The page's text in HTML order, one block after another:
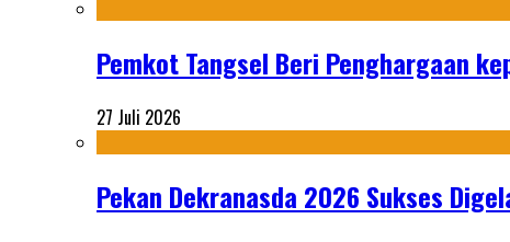
Pemkot Tangsel Beri Penghargaan
27 Juli 2026
Pekan Dekranasda 2026 Sukses